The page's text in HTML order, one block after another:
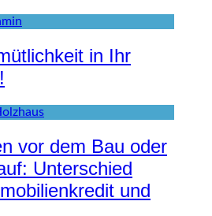
in Ihr
vor dem Bau oder
Unterschied
und